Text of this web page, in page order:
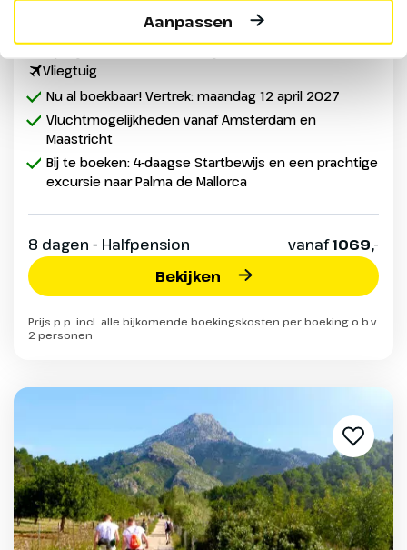
Aanpassen
Entrador Playa ****
Vliegtuig
Nu al boekbaar! Vertrek: maandag 12 april 2027
Vluchtmogelijkheden vanaf Amsterdam en
Maastricht
Bij te boeken: 4-daagse Startbewijs en een prachtige
excursie naar Palma de Mallorca
8 dagen - Halfpension vanaf1069,-
Bekijken
Prijs p.p. incl. alle bijkomende boekingskosten per boeking o.b.v.
2 personen